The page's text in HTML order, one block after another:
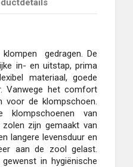
gedragen. De
in- en uitstap, prima
materiaal, goede
Vanwege het comfort
voor de klompschoen.
van
zijn gemaakt van
langere levensduur en
aan de zool gelast.
in hygiënische